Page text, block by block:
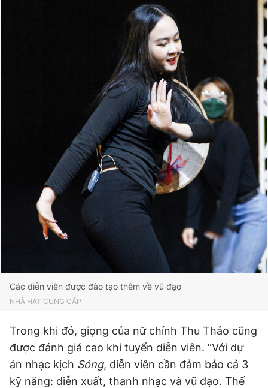
Các diễn viên được đào tạo thêm về vũ đạo
NHÀ HÁT CUNG CẤP
Trong khi đó, giọng của nữ chính Thu Thảo cũng
được đánh giá cao khi tuyển diễn viên. “Với dự
án nhạc kịch Sóng, diễn viên cần đảm bảo cả 3
kỹ năng: diễn xuất, thanh nhạc và vũ đạo. Thế